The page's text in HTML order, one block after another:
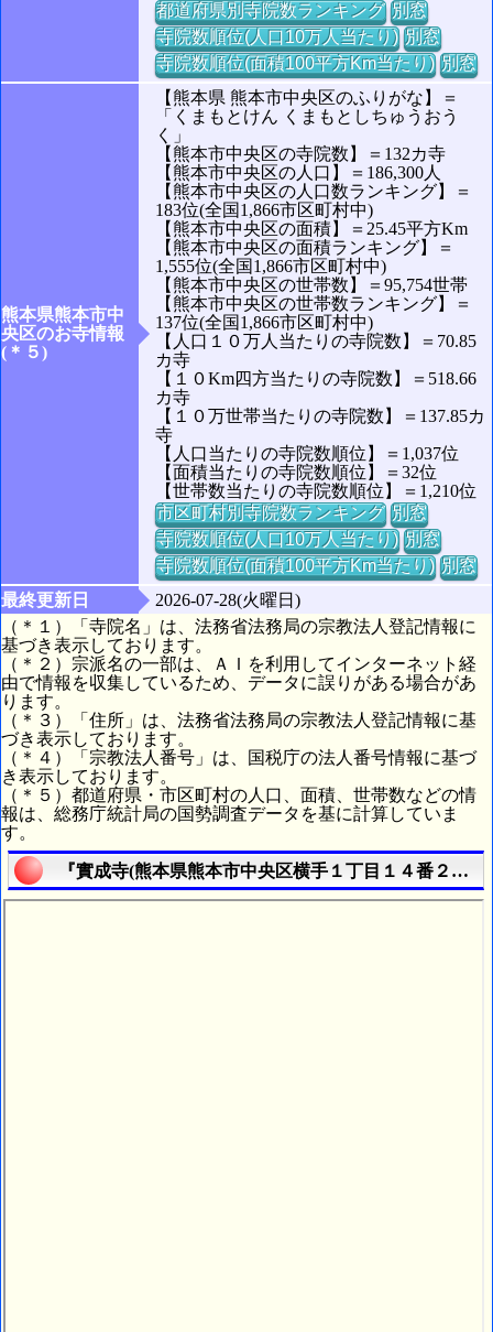
都道府県別寺院数ランキング 別窓
寺院数順位(人口10万人当たり) 別窓
寺院数順位(面積100平方Km当たり) 別窓
熊本県熊本市中
央区のお寺情報
(＊５)
【熊本県 熊本市中央区のふりがな】＝
「くまもとけん くまもとしちゅうおう
く」
【熊本市中央区の寺院数】＝132カ寺
【熊本市中央区の人口】＝186,300人
【熊本市中央区の人口数ランキング】＝
183位(全国1,866市区町村中)
【熊本市中央区の面積】＝25.45平方Km
【熊本市中央区の面積ランキング】＝
1,555位(全国1,866市区町村中)
【熊本市中央区の世帯数】＝95,754世帯
【熊本市中央区の世帯数ランキング】＝
137位(全国1,866市区町村中)
【人口１０万人当たりの寺院数】＝70.85
カ寺
【１０Km四方当たりの寺院数】＝518.66
カ寺
【１０万世帯当たりの寺院数】＝137.85カ
寺
【人口当たりの寺院数順位】＝1,037位
【面積当たりの寺院数順位】＝32位
【世帯数当たりの寺院数順位】＝1,210位
市区町村別寺院数ランキング 別窓
寺院数順位(人口10万人当たり) 別窓
寺院数順位(面積100平方Km当たり) 別窓
最終更新日
2026-07-28(火曜日)
（＊１）「寺院名」は、法務省法務局の宗教法人登記情報に
基づき表示しております。
（＊２）宗派名の一部は、ＡＩを利用してインターネット経
由で情報を収集しているため、データに誤りがある場合があ
ります。
（＊３）「住所」は、法務省法務局の宗教法人登記情報に基
づき表示しております。
（＊４）「宗教法人番号」は、国税庁の法人番号情報に基づ
き表示しております。
（＊５）都道府県・市区町村の人口、面積、世帯数などの情
報は、総務庁統計局の国勢調査データを基に計算していま
す。
『實成寺(熊本県熊本市中央区横手１丁目１４番２２